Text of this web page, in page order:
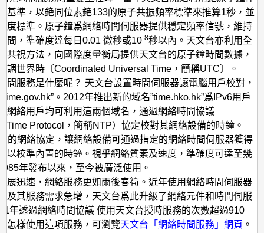
基準，以銫同位素銫133的原子共振頻率標準來推算1秒，並
度標準。原子鐘爲網絡時間伺服器提供穩定頻率信號，維持
間，準確度達每日0.01 微秒或10-8秒以內。天文台亦利用全
共視方法，向國際度量衡局提供天文台的原子鐘時間數據，
調世界時〔Coordinated Universal Time，簡稱UTC〕。
間服務是什麼呢？ 天文台設置時間伺服器讓電腦用戶校對，
。2012年推出新的域名”time.hko.hk”爲IPv6用戶
網絡用戶均可利用這兩個域名，通過網絡時間協議
Time Protocol，簡稱NTP）協定校對其網絡設備的時鐘。
的網絡協定，讓網絡設備可通過指定的網絡時間伺服器獲得
以校準內置的時鐘。視乎網絡質素及速度，準確度可達至幾
年發布以來，至今被廣泛使用。
展迅速，網絡服務更如雨後春筍。近年使用網絡時間伺服器
及其服務需求急增，天文台爲此升級了網絡元件和時間伺服
年透過網絡時間協議 使用天文台授時服務的次數超過910
怎樣使用這項服務，可瀏覽天文台「網絡時間服務」網頁 。